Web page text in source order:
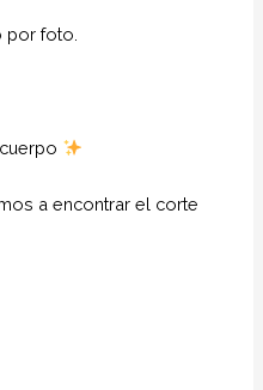
foto.
a encontrar el corte